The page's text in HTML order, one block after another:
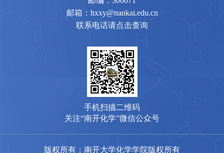
邮箱：hxxy@nankai.edu.cn
联系电话请点击查询
手机扫描二维码
关注“南开化学”微信公众号
版权所有：南开大学化学学院版权所有